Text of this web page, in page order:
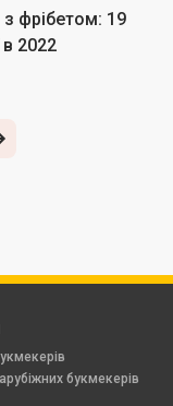
фрібетом: 19
в 2022
букмекерів